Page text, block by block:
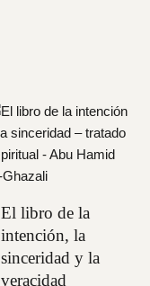
El libro de la
intención, la
sinceridad y la
veracidad